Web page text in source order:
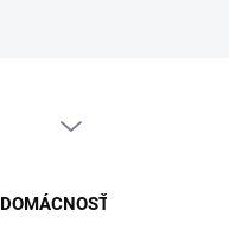
DOMÁCNOSŤ